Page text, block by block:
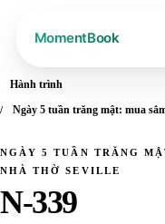
Hành trình
Ngày 5 tuần trăng mật: mua
NGÀY 5 TUẦN TRĂNG
NHÀ THỜ SEVILLE
N-339